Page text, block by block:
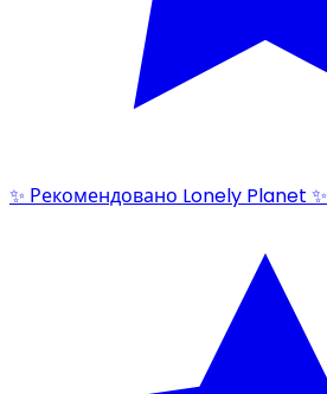
✨ Рекомендовано Lonely Planet ✨